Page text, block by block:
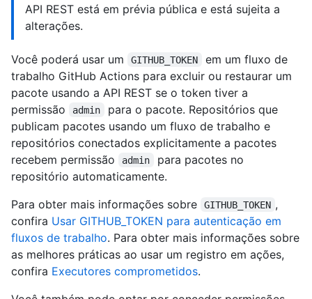
API REST está em prévia pública e está sujeita a
alterações.
Você poderá usar um GITHUB_TOKEN
em um fluxo de
trabalho GitHub Actions para excluir ou restaurar um
pacote usando a API REST se o token tiver a
permissão
admin
para o pacote. Repositórios que
publicam pacotes usando um fluxo de trabalho e
repositórios conectados explicitamente a pacotes
recebem permissão
admin
para pacotes no
repositório automaticamente.
Para obter mais informações sobre
GITHUB_TOKEN ,
confira Usar GITHUB_TOKEN para autenticação em
fluxos de trabalho. Para obter mais informações sobre
as melhores práticas ao usar um registro em ações,
confira Executores comprometidos.